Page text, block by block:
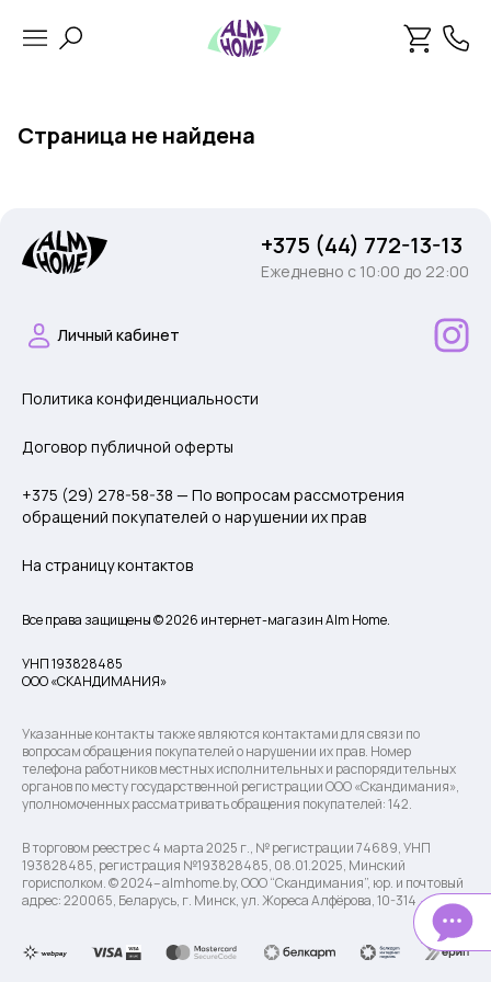
Страница не найдена
+375 (44) 772-13-13
Ежедневно c 10:00 до 22:00
Личный кабинет
Политика конфиденциальности
Договор публичной оферты
+375 (29) 278-58-38 — По вопросам рассмотрения
обращений покупателей о нарушении их прав
На страницу контактов
Все права защищены © 2026 интернет-магазин Alm Home.
УНП 193828485
ООО «СКАНДИМАНИЯ»
Указанные контакты также являются контактами для связи по
вопросам обращения покупателей о нарушении их прав. Номер
телефона работников местных исполнительных и распорядительных
органов по месту государственной регистрации ООО «Скандимания»,
уполномоченных рассматривать обращения покупателей: 142.
В торговом реестре с 4 марта 2025 г., № регистрации 74689, УНП
193828485, регистрация №193828485, 08.01.2025, Минский
горисполком. © 2024– almhome.by, ООО “Скандимания”, юр. и почтовый
адрес: 220065, Беларусь, г. Минск, ул. Жореса Алфёрова, 10-314